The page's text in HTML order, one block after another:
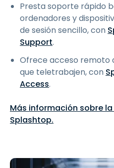
Presta soporte rápido
ordenadores y
de sesión sencillo, con
Support.
Ofrece acceso remoto
que teletrabajen, con
Access.
Más información sobre
Splashtop.